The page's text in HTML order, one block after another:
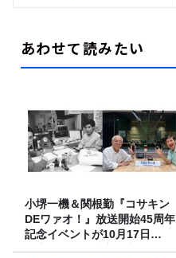
あわせて読みたい
小堺一機＆関根勤『コサキン
DEワァオ！』放送開始45周年
記念イベントが10月17日
（土）に開催決定！本日より